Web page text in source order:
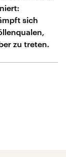
sich
zu treten.